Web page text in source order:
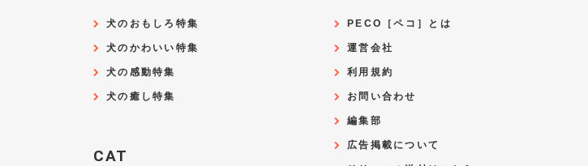
犬のおもしろ特集
犬のかわいい特集
犬の感動特集
犬の癒し特集
CAT
PECO［ペコ］とは
運営会社
利用規約
お問い合わせ
編集部
広告掲載について